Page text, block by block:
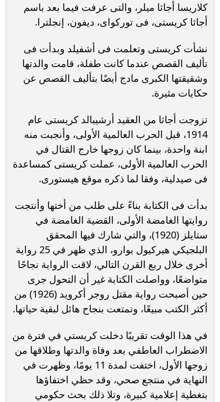
كلاريسا أجاثا ميلر، والتى عرفت فيما بعد باسم
أجاثا كريستى، فى توركواى، ديفون، إنجلترا.
نشأت كريستى وتعلمت فى أشفيلد وبدأت فى
تأليف القصص عندما كانت طفلة، قامت والدتها
وشقيقتها الكبرى مادج أيضًا بتأليف القصص عن
حكايات مثيرة.
تزوجت أجاثا من العقيد أرشيبالد كريستى عام
1914، قبل الحرب العالمية الأولى، وأنجبت منه
ابنة واحدة، بينما كان زوجها خارج القتال في
الحرب العالمية الأولى، عملت كريستى كمساعدة
فى صيدلية، وفقا لما ذكره موقع هيستورى.
بدأت فى الكتابة بناءً على طلب من أختها وأنتجت
روايتها الغامضة الأولى، القضية الغامضة في
ستايلز (1920)، والتي شارك فيها المحقق
البلجيكي هيركيول بوارو، الذي ظهر في 25 رواية
أخرى خلال ربع القرن التالي، لاقت الرواية نجاحًا
متواضعًا، وواصلت الكتابة غير أن التحول جرى
حين أصبحت رواية مقتل روجر أكرويد (1926) من
أكثر الكتب مبيعًا، وتمتعت بنجاح هائل لبقية حياتها.
في هذا الوقت تقريبًا دخلت كريستي في فترة من
الاضطراب العاطفي بعد وفاة والدتها وطلاقها من
زوجها الأول، اختفت لمدة 11 يومًا، وظهرت في
النهاية في منتجع صحي، وقد حظي اختفاؤها
بتغطية إعلامية كبيرة، وتلا ذلك بحث حكومي